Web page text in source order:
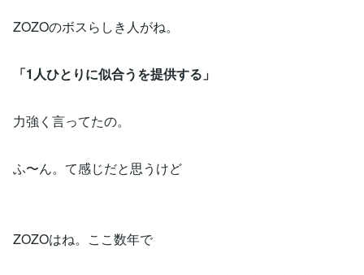
ZOZOのボスらしき人がね。
「1人ひとりに似合うを提供する」
力強く言ってたの。
ふ〜ん。て感じだと思うけど
ZOZOはね。ここ数年で